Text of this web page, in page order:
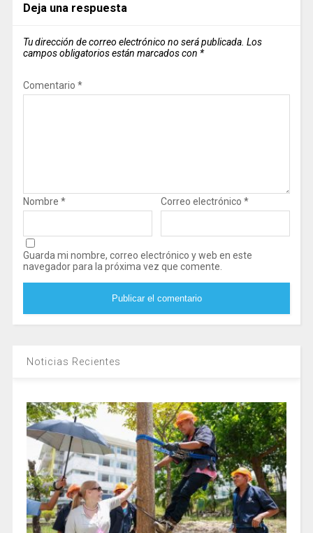
Deja una respuesta
Tu dirección de correo electrónico no será publicada. Los
campos obligatorios están marcados con *
Comentario *
Nombre * Correo electrónico *
Guarda mi nombre, correo electrónico y web en este
navegador para la próxima vez que comente.
Noticias Recientes